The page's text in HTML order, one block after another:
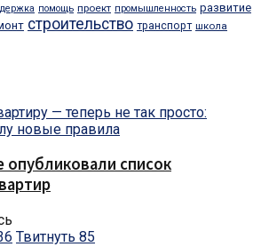
помощь проект промышленность развитие
строительство транспорт школа
опубликовали список
Твитнуть 85